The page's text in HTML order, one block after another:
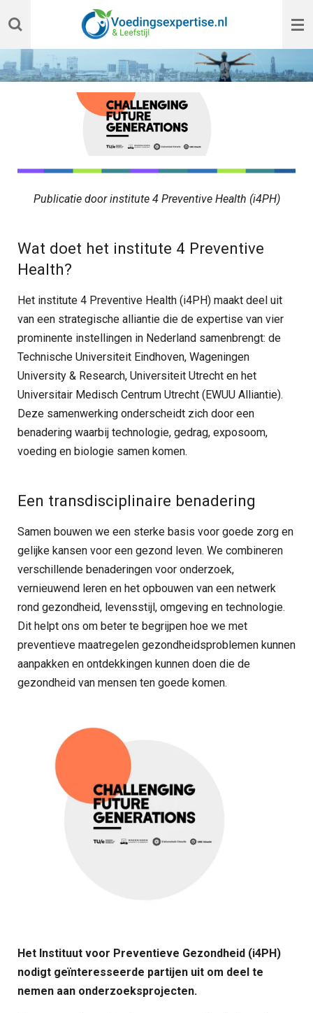
Ga
direct
naar
de
Publicatie door institute 4 Preventive Health (i4PH)
Wat doet het institute 4 Preventive
Health?
Het institute 4 Preventive Health (i4PH) maakt deel uit
van een strategische alliantie die de expertise van vier
prominente instellingen in Nederland samenbrengt: de
Technische Universiteit Eindhoven, Wageningen
University & Research, Universiteit Utrecht en het
Universitair Medisch Centrum Utrecht (EWUU Alliantie).
Deze samenwerking onderscheidt zich door een
benadering waarbij technologie, gedrag, exposoom,
voeding en biologie samen komen.
Een transdisciplinaire benadering
Samen bouwen we een sterke basis voor goede zorg en
gelijke kansen voor een gezond leven. We combineren
verschillende benaderingen voor onderzoek,
vernieuwend leren en het opbouwen van een netwerk
rond gezondheid, levensstijl, omgeving en technologie.
Dit helpt ons om beter te begrijpen hoe we met
preventieve maatregelen gezondheidsproblemen kunnen
aanpakken en ontdekkingen kunnen doen die de
gezondheid van mensen ten goede komen.
Het Instituut voor Preventieve Gezondheid (i4PH)
nodigt geïnteresseerde partijen uit om deel te
nemen aan onderzoeksprojecten.